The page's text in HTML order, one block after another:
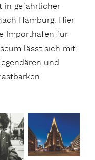
in gefährlicher
Hamburg. Hier
Importhafen für
lässt sich mit
und